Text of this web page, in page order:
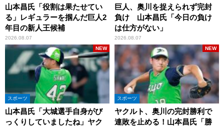
山本昌氏「役割は果たせてい
る」レギュラーを掴んだ巨人2
年目の新人王候補
2026.08.07
巨人、奥川を捉えられず完封
負け 山本昌氏「今日の負け
は仕方がない」
2026.08.07
スポーツ
山本昌氏「大城選手自身がび
っくりしていましたね」ヤク
NEW
スポーツ
ヤクルト、奥川の完封勝利で
連敗を止める！山本昌氏「勝
NEW